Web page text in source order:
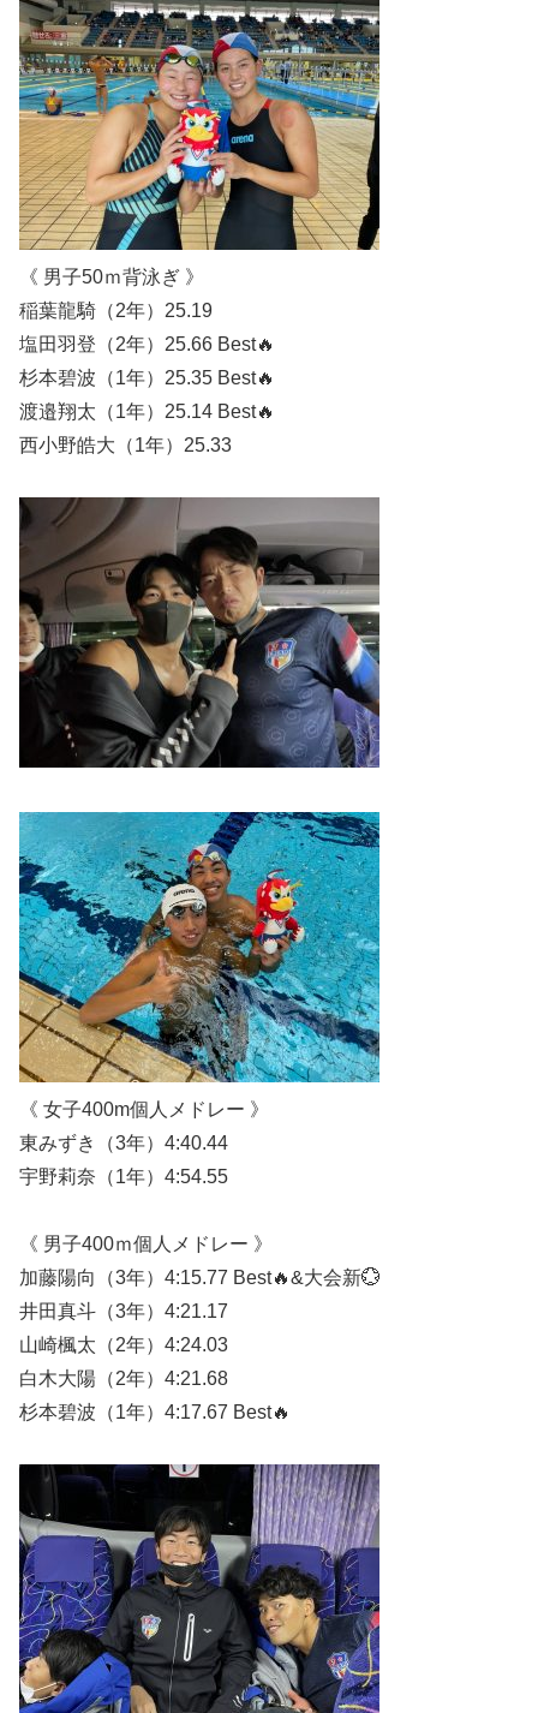
《 男子50ｍ背泳ぎ 》
稲葉龍騎（2年）25.19
塩田羽登（2年）25.66 Best🔥
杉本碧波（1年）25.35 Best🔥
渡邉翔太（1年）25.14 Best🔥
西小野皓大（1年）25.33
《 女子400m個人メドレー 》
東みずき（3年）4:40.44
宇野莉奈（1年）4:54.55
《 男子400ｍ個人メドレー 》
加藤陽向（3年）4:15.77 Best🔥&大会新💮
井田真斗（3年）4:21.17
山崎楓太（2年）4:24.03
白木大陽（2年）4:21.68
杉本碧波（1年）4:17.67 Best🔥